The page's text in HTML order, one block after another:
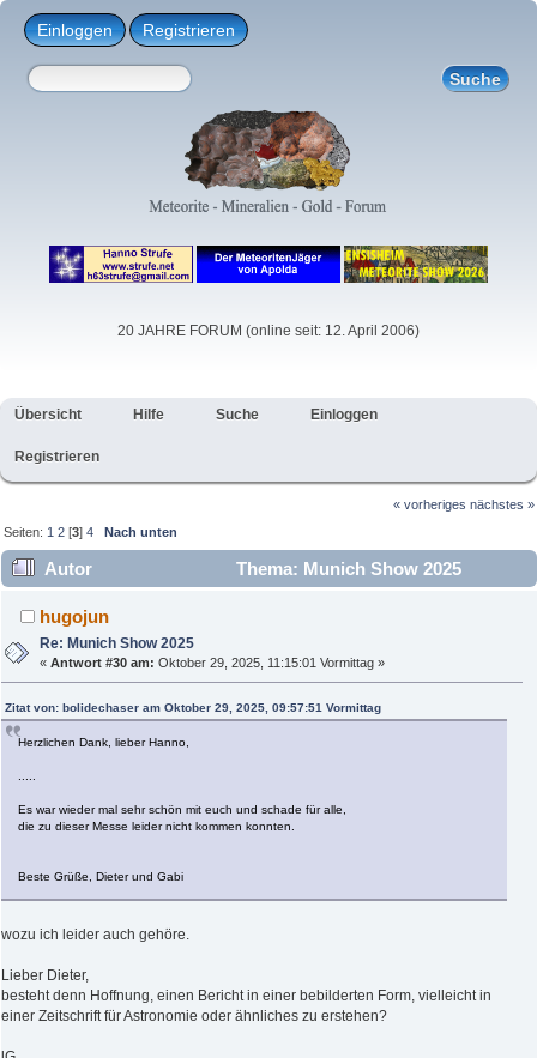
Einloggen Registrieren
20 JAHRE FORUM (online seit: 12. April 2006)
Übersicht Hilfe Suche Einloggen
Registrieren
« vorheriges nächstes »
Seiten: 1 2 [3]4 Nach unten
Autor
Thema: Munich Show 2025
(Gelesen 9333 mal)
hugojun
Re: Munich Show 2025
«Antwort #30 am: Oktober 29, 2025, 11:15:01 Vormittag »
Zitat von: bolidechaser am Oktober 29, 2025, 09:57:51 Vormittag
Herzlichen Dank, lieber Hanno,
.....
Es war wieder mal sehr schön mit euch und schade für alle,
die zu dieser Messe leider nicht kommen konnten.
Beste Grüße, Dieter und Gabi
wozu ich leider auch gehöre.
Lieber Dieter,
besteht denn Hoffnung, einen Bericht in einer bebilderten Form, vielleicht in
einer Zeitschrift für Astronomie oder ähnliches zu erstehen?